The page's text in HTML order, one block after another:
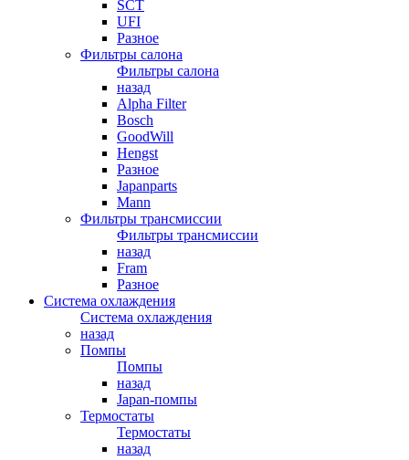
SCT
UFI
Разное
Фильтры салона
Фильтры салона
назад
Alpha Filter
Bosch
GoodWill
Hengst
Разное
Japanparts
Mann
Фильтры трансмиссии
Фильтры трансмиссии
назад
Fram
Разное
Система охлаждения
Система охлаждения
назад
Помпы
Помпы
назад
Japan-помпы
Термостаты
Термостаты
назад